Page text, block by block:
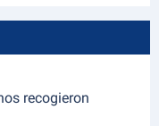
recogieron